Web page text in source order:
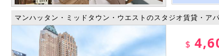
マンハッタン・ミッドタウン・ウエストのスタジオ賃貸・ア
$